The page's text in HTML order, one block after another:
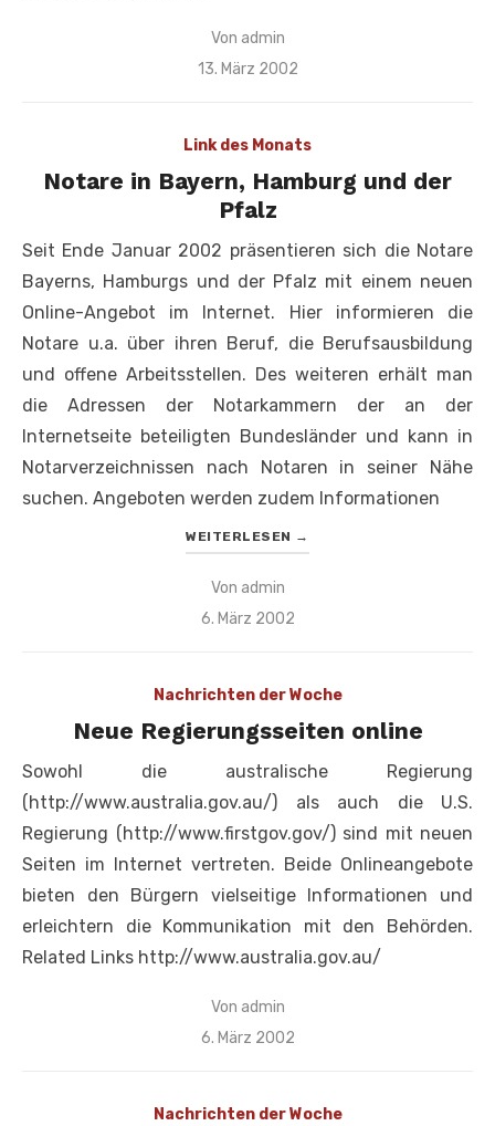
Von admin
Veröffentlicht
13. März 2002
Link des Monats
Notare in Bayern, Hamburg und der
Pfalz
Seit Ende Januar 2002 präsentieren sich die Notare
Bayerns, Hamburgs und der Pfalz mit einem neuen
Online-Angebot im Internet. Hier informieren die
Notare u.a. über ihren Beruf, die Berufsausbildung
und offene Arbeitsstellen. Des weiteren erhält man
die Adressen der Notarkammern der an der
Internetseite beteiligten Bundesländer und kann in
Notarverzeichnissen nach Notaren in seiner Nähe
suchen. Angeboten werden zudem Informationen
WEITERLESEN →
Von admin
Veröffentlicht
6. März 2002
Nachrichten der Woche
Neue Regierungsseiten online
Sowohl die australische Regierung
(http://www.australia.gov.au/) als auch die U.S.
Regierung (http://www.firstgov.gov/) sind mit neuen
Seiten im Internet vertreten. Beide Onlineangebote
bieten den Bürgern vielseitige Informationen und
erleichtern die Kommunikation mit den Behörden.
Related Links http://www.australia.gov.au/
Von admin
Veröffentlicht
6. März 2002
Nachrichten der Woche